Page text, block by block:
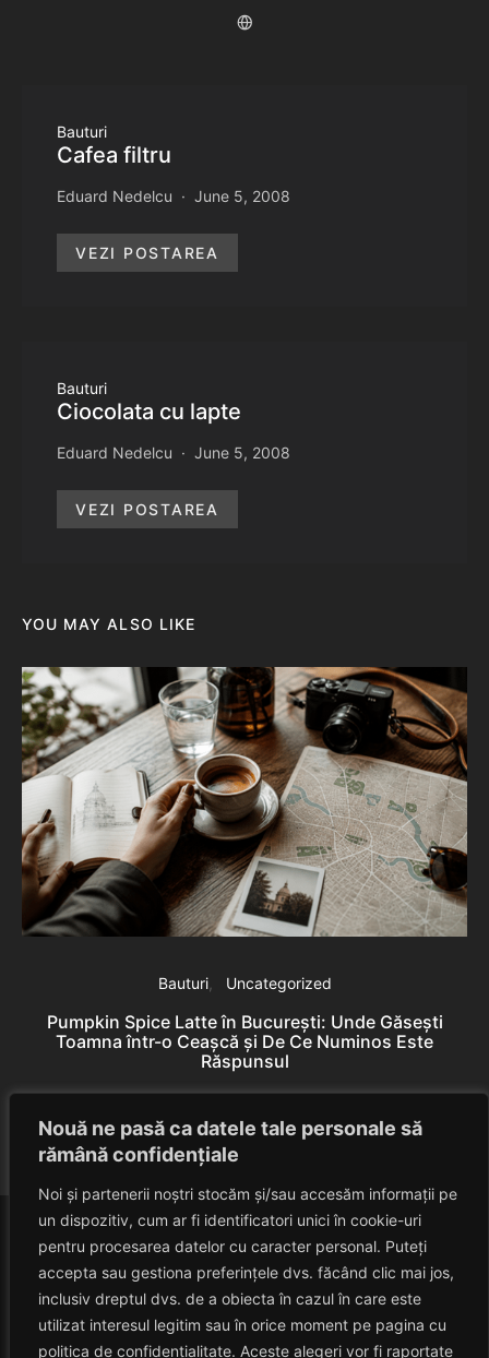
Nouă ne pasă ca datele tale personale să
rămână confidențiale
Noi și partenerii noștri stocăm și/sau accesăm informații pe
un dispozitiv, cum ar fi identificatori unici în cookie-uri
pentru procesarea datelor cu caracter personal. Puteți
accepta sau gestiona preferințele dvs. făcând clic mai jos,
inclusiv dreptul dvs. de a obiecta în cazul în care este
utilizat interesul legitim sau în orice moment pe pagina cu
politica de confidențialitate. Aceste alegeri vor fi raportate
Bauturi
Cafea filtru
Eduard Nedelcu June 5, 2008
VEZI POSTAREA
Bauturi
Ciocolata cu lapte
Eduard Nedelcu June 5, 2008
VEZI POSTAREA
YOU MAY ALSO LIKE
Bauturi Uncategorized
Pumpkin Spice Latte în București: Unde Găsești
Toamna într-o Ceașcă și De Ce Numinos Este
Răspunsul
Eduard Nedelcu June 10, 2026